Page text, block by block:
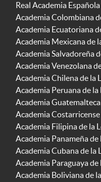
Real Academia Española
Academia Colombiana
Academia Ecuatoriana
Academia Mexicana de
Academia Salvadoreña
Academia Venezolana
Academia Chilena de la
Academia Peruana de la
Academia
Academia Costarricense
Academia Filipina de la
Academia Panameña de
Academia Cubana de la
Academia Paraguaya de
Academia Boliviana de